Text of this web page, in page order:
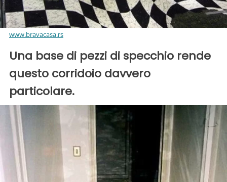
www.bravacasa.rs
Una base di pezzi di specchio rende
questo corridoio davvero
particolare.